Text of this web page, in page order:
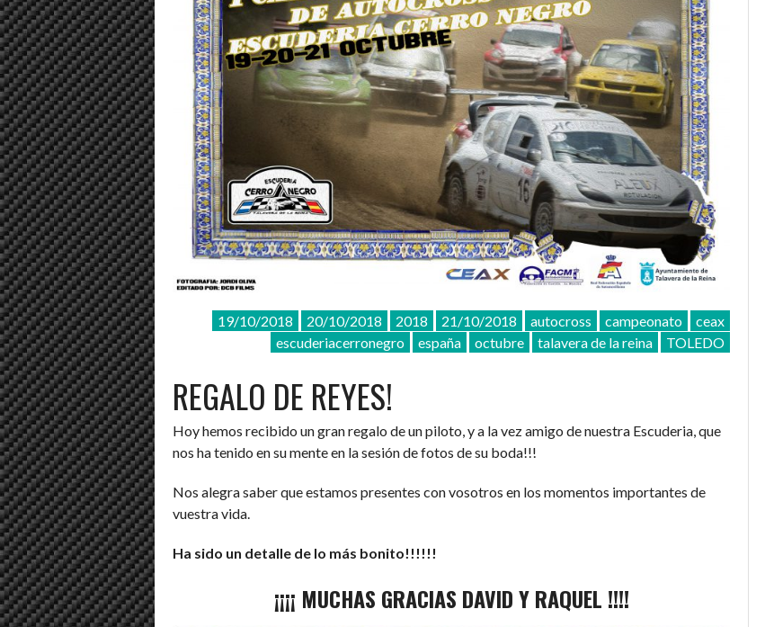
19/10/2018 20/10/2018 2018 21/10/2018 autocross campeonato
ceax
escuderiacerronegro
españa octubre talavera de la reina TOLEDO
REGALO DE REYES!
Hoy hemos recibido un gran regalo de un piloto, y a la vez amigo de nuestra Escuderia, que
nos ha tenido en su mente en la sesión de fotos de su boda!!!
Nos alegra saber que estamos presentes con vosotros en los momentos importantes de
vuestra vida.
Ha sido un detalle de lo más bonito!!!!!!
¡¡¡¡ MUCHAS GRACIAS DAVID Y RAQUEL !!!!